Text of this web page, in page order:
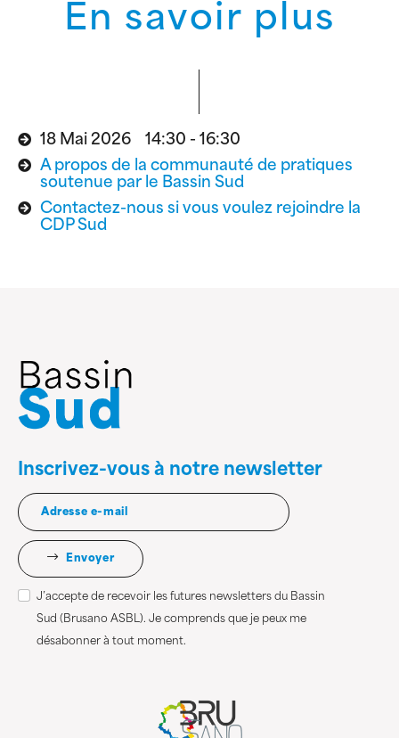
En savoir plus
18 Mai 2026 14:30 - 16:30
A propos de la communauté de pratiques
soutenue par le Bassin Sud
Contactez-nous si vous voulez rejoindre la
CDP Sud
Inscrivez-vous à notre newsletter
Envoyer
J’accepte de recevoir les futures newsletters du Bassin
Sud (Brusano ASBL). Je comprends que je peux me
désabonner à tout moment.